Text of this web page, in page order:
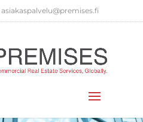
asiakaspalvelu@premises.fi